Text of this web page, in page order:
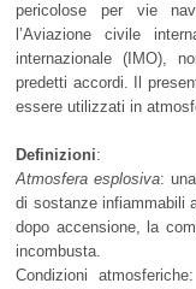
pericolose per vie
l’Aviazione civile
internazionale (IMO),
predetti accordi. Il
essere utilizzati in
Definizioni:
Atmosfera esplosiva:
di sostanze infiammabili
dopo accensione, la
incombusta.
Condizioni